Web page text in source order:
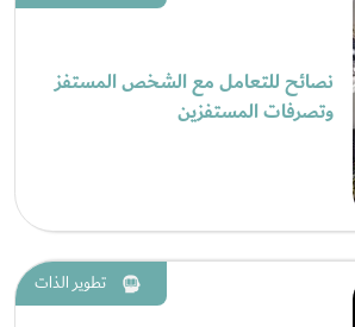
نصائح للتعامل مع الشخص المستفز
وتصرفات المستفزين
تطوير الذات